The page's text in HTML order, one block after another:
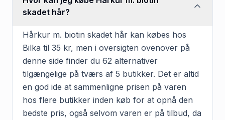
skadet hår?
Hårkur m. biotin skadet hår kan købes hos
Bilka til 35 kr, men i oversigten ovenover på
denne side finder du 62 alternativer
tilgængelige på tværs af 5 butikker. Det er altid
en god ide at sammenligne prisen på varen
hos flere butikker inden køb for at opnå den
bedste pris, også selvom varen er på tilbud, da